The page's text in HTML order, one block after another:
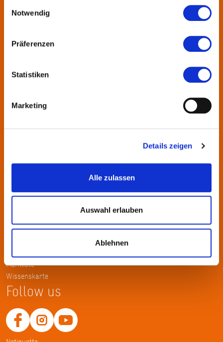
Notwendig
Präferenzen
Statistiken
Marketing
Details zeigen
Alle zulassen
Auswahl erlauben
Ablehnen
In der Metropolregion FrankfurtRheinMain haben sich rund 50
KulturRegion zusammen-geschlossen. Über die Ländergrenzen
hinweg vernetzt die gemeinnützige Gesellschaft seit 2005 die
interkommunale Zusammenarbeit. Gemeinsam mit ihren
wechselnden Themen.
Kontakt
KulturRegion FrankfurtRheinMain gGmbH Poststraße 16 60329
Fax: +49 69 2577-1750
Service
Merkliste
Wissenskarte
Follow us